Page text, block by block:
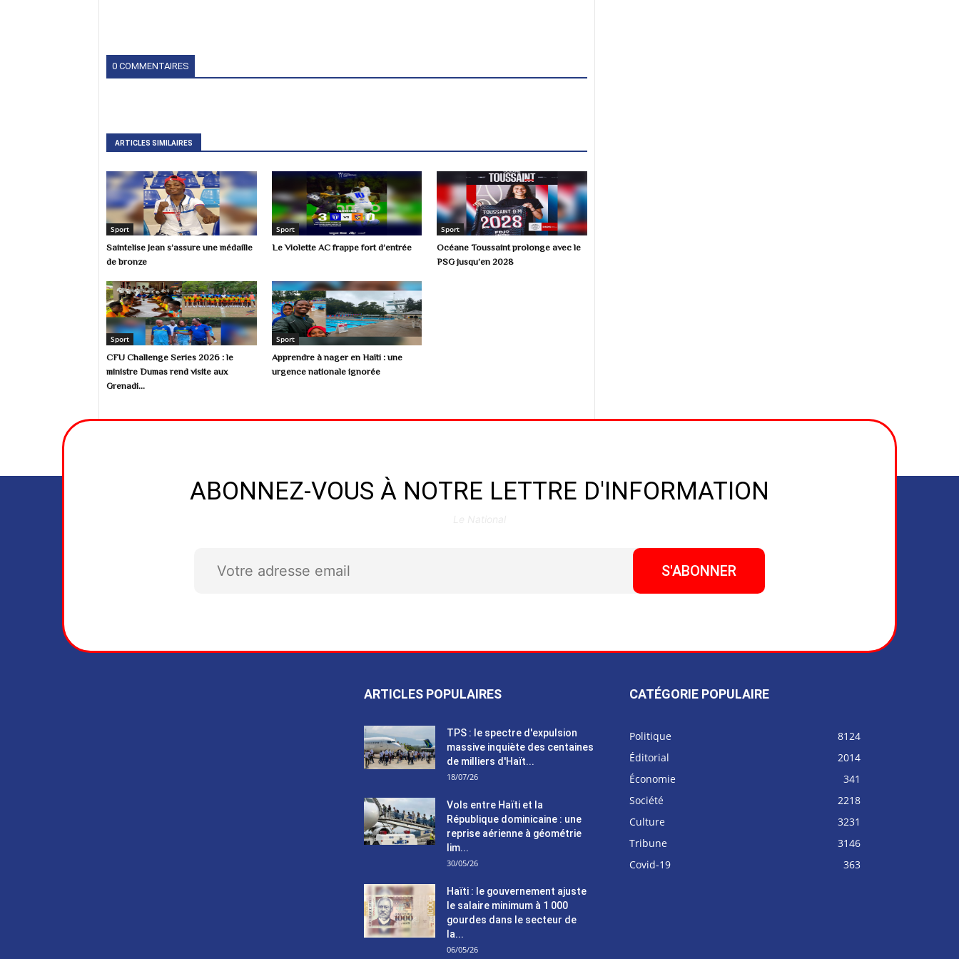
0 COMMENTAIRES
ARTICLES SIMILAIRES
Sport
Saintelise Jean s’assure une médaille
de bronze
Sport
Le Violette AC frappe fort d’entrée
Sport
Océane Toussaint prolonge avec le
PSG jusqu’en 2028
Sport
CFU Challenge Series 2026 : le
ministre Dumas rend visite aux
Grenadi...
Sport
Apprendre à nager en Haïti : une
urgence nationale ignorée
ABONNEZ-VOUS À NOTRE LETTRE D'INFORMATION
ARTICLES POPULAIRES
TPS : le spectre d'expulsion
massive inquiète des centaines
de milliers d'Haït...
18/07/26
Vols entre Haïti et la
République dominicaine : une
reprise aérienne à géométrie
lim...
30/05/26
Haïti : le gouvernement ajuste
le salaire minimum à 1 000
gourdes dans le secteur de
la...
06/05/26
CATÉGORIE POPULAIRE
Politique
8124
Éditorial
2014
Économie
341
Société
2218
Culture
3231
Tribune
3146
Covid-19
363